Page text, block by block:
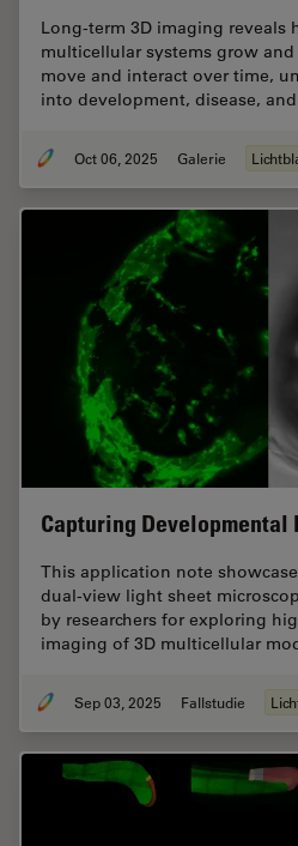
Long-term 3D imaging reveals
multicellular systems grow
move and interact over time,
into development, disease,
Oct 06, 2025 Galerie
Capturing Developmental
This application note
dual-view light sheet
by researchers for exploring
imaging of 3D multicellular
Sep 03, 2025 Fallstudie